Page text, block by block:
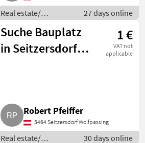
Real estate/
properties / Lands
27 days online
Suche Bauplatz
in Seitzersdorf-
1 €
VAT not
applicable
Robert Pfeiffer
3464 Seitzersdorf Wolfpassing
Real estate/
30 days online